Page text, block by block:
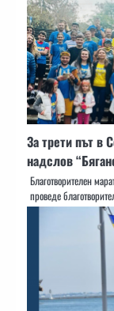
За трети път в
надслов
Благотворителен
проведе